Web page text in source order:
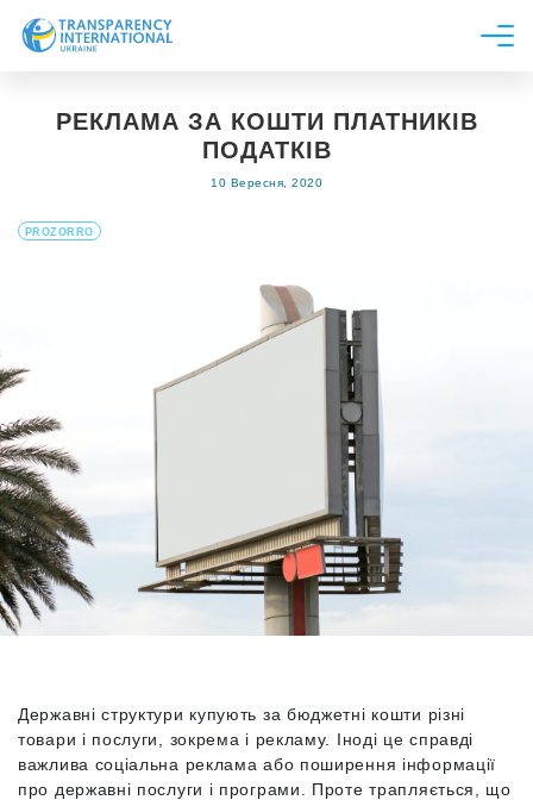
Новини
Напрями роботи
РЕКЛАМА ЗА КОШТИ ПЛАТНИКІВ
ПОДАТКІВ
10 Вересня, 2020
PROZORRO
Державні структури купують за бюджетні кошти різні
товари і послуги, зокрема і рекламу. Іноді це справді
важлива соціальна реклама або поширення інформації
про державні послуги і програми. Проте трапляється, що